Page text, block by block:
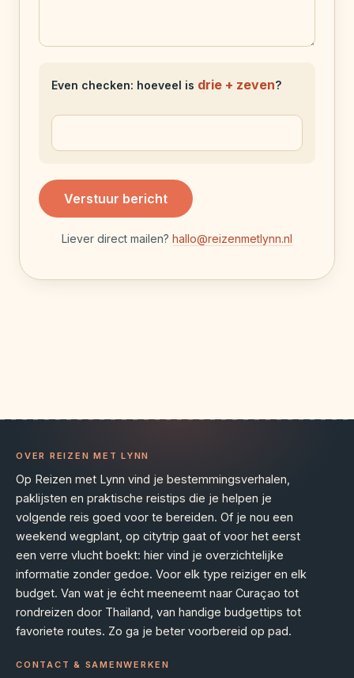
Even checken: hoeveel is drie + zeven?
Verstuur bericht
Liever direct mailen? hallo@reizenmetlynn.nl
OVER REIZEN MET LYNN
Op Reizen met Lynn vind je bestemmingsverhalen,
paklijsten en praktische reistips die je helpen je
volgende reis goed voor te bereiden. Of je nou een
weekend wegplant, op citytrip gaat of voor het eerst
een verre vlucht boekt: hier vind je overzichtelijke
informatie zonder gedoe. Voor elk type reiziger en elk
budget. Van wat je écht meeneemt naar Curaçao tot
rondreizen door Thailand, van handige budgettips tot
favoriete routes. Zo ga je beter voorbereid op pad.
CONTACT & SAMENWERKEN